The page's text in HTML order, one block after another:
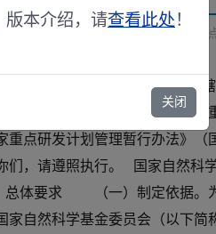
国家自然科学基金委员会 主责国家
〔2025〕1号 各省、自治区、
金委员会主责国家重点研发计
重点研发计划管理暂行办法》
们，请遵照执行。 国家自然
（一）制定依据。为深入学
家自然科学基金委员会（以下简
版本介绍，请查看此处！
关闭